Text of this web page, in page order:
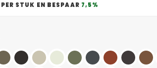
PER STUK EN BESPAAR 7,5%